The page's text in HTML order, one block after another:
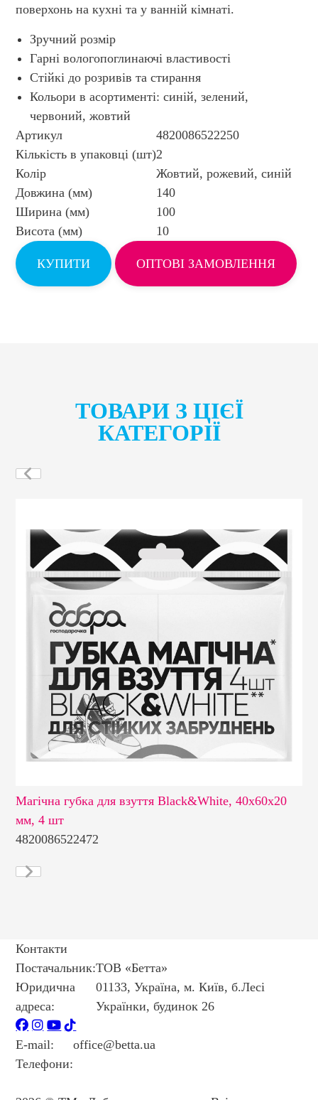
поверхонь на кухні та у ванній кімнаті.
Зручний розмір
Гарні вологопоглинаючі властивості
Стійкі до розривів та стирання
Кольори в асортименті: синій, зелений,
червоний, жовтий
Артикул
4820086522250
Кількість в упаковці (шт)2
Колір
Жовтий, рожевий, синій
Довжина (мм)
140
Ширина (мм)
100
Висота (мм)
10
КУПИТИ ОПТОВІ ЗАМОВЛЕННЯ
ТОВАРИ З ЦІЄЇ
КАТЕГОРІЇ
Магічна губка для взуття Black&White, 40х60х20
мм, 4 шт
4820086522472
Контакти
Постачальник:ТОВ «Бетта»
Юридична
адреса:
01133, Україна, м. Київ, б.Лесі
Українки, будинок 26
E-mail:
office@betta.ua
Телефони: